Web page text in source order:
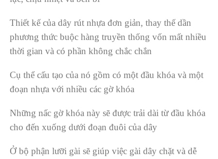
Thiết kế của dây rút nhựa đơn giản, thay thế dần
phương thức buộc hàng truyền thống vốn mất nhiều
thời gian và có phần không chắc chắn
Cụ thể cấu tạo của nó gồm có một đầu khóa và một
đoạn nhựa với nhiều các gờ khóa
Những nấc gờ khóa này sẽ được trải dài từ đầu khóa
cho đến xuống dưới đoạn đuôi của dây
Ở bộ phận lưỡi gài sẽ giúp việc gài dây chặt và dễ